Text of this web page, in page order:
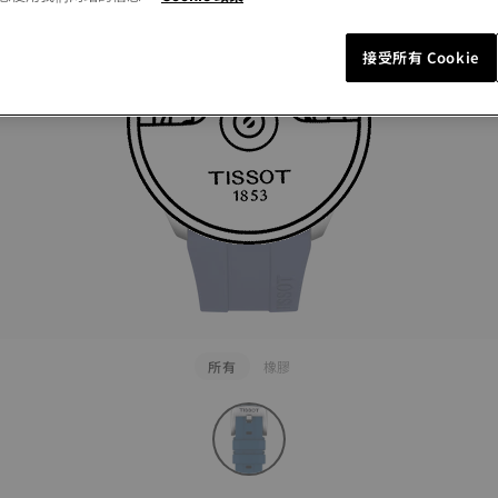
所有 橡膠
接受所有 Cookie